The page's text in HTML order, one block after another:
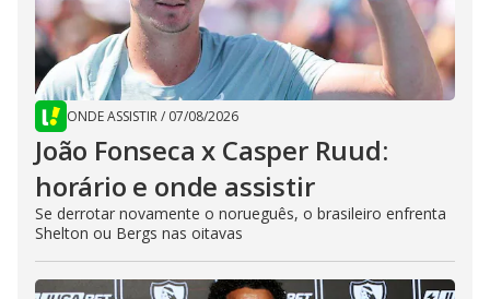
ONDE ASSISTIR/ 07/08/2026
João Fonseca x Casper Ruud:
horário e onde assistir
Se derrotar novamente o norueguês, o brasileiro enfrenta
Shelton ou Bergs nas oitavas